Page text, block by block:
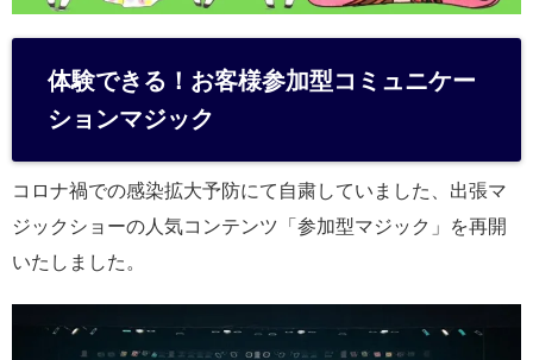
体験できる！お客様参加型コミュニケー
ションマジック
コロナ禍での感染拡大予防にて自粛していました、出張マ
ジックショーの人気コンテンツ「参加型マジック」を再開
いたしました。